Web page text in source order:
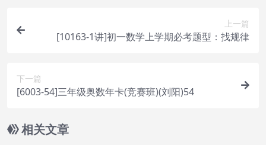
上一篇
[10163-1讲]初一数学上学期必考题型：找规律
下一篇
[6003-54]三年级奥数年卡(竞赛班)(刘阳)54
相关文章